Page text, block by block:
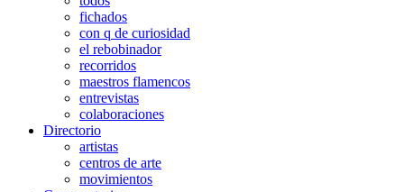
fichados
con q de curiosidad
el rebobinador
recorridos
maestros flamencos
entrevistas
colaboraciones
Directorio
artistas
centros de arte
movimientos